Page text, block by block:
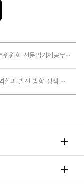
2022년도 농어업·농어촌특별위원회 전문임기제공무원(가급) 경력경쟁채용시험 서류전형 합격자 ..
농어업ㆍ농어촌특별위원회 역할과 발전 방향 정책 토론회 - 자료집 포함